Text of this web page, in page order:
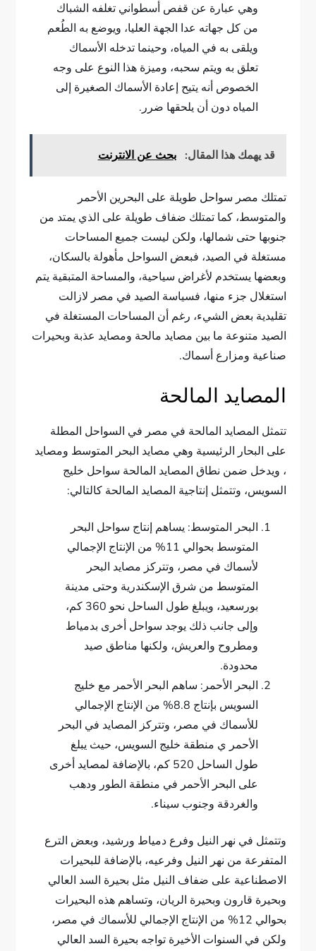
وهي عبارة عن قفص أسطواني تغلفه الشباك
من كل جهاته عدا الجهة العليا، ويوضع به الطُعم
ويلقى به في المياه، وحينما تدخله الأسماك
تعلق به ويتم سحبه، وميزة هذا النوع على وجه
الخصوص أنه يتيح إعادة الأسماك الصغيرة إلى
المياه دون أن يلحقها ضرر.
قد يهمك هذا المقال: بحث عن الانترنت
تمتلك مصر سواحل طويلة على البحرين الأحمر
والمتوسط، كما تمتلك ضفاف طويلة على الذي يمتد من
جنوبها حتى شمالها، ولكن ليست جميع المساحات
مستغلة في الصيد، فبعض السواحل مأهولة بالسكان،
وبعضها يستخدم لأغراض سياحية، والمساحة المتبقية يتم
استغلال جزء منها، فسياسة الصيد في مصر لازالت
تقليدية بعض الشيء، رغم أن المساحات المستغلة في
الصيد متنوعة ما بين مصايد مالحة ومصايد عذبة وبحيرات
صناعية ومزارع أسماك.
المصايد المالحة
تتمثل المصايد المالحة في مصر في السواحل المطلة
على البحار الرئيسية وهي مصايد البحر المتوسط ومصايد
، ويدخل ضمن نطاق المصايد المالحة سواحل خليج
السويس، وتتمثل إنتاجية المصايد المالحة كالتالي:
البحر المتوسط: يساهم إنتاج سواحل البحر
المتوسط بحوالي 11% من الإنتاج الإجمالي
لأسماك في مصر، وتتركز مصايد البحر
المتوسط من شرق الإسكندرية وحتى مدينة
بورسعيد، ويبلغ طول الساحل نحو 360 كم،
وإلى جانب ذلك يوجد سواحل أخرى بدمياط
ومطروح والعريش، ولكنها مناطق صيد
محدودة.
البحر الأحمر: ساهم البحر الأحمر مع خليج
السويس بإنتاج 8.8% من الإنتاج الإجمالي
للأسماك في مصر، وتتركز المصايد في البحر
الأحمر ي منطقة خليج السويس، حيث يبلغ
طول الساحل 520 كم، بالإضافة لمصايد أخرى
على البحر الأحمر في منطقة الطور ودهب
والغردقة وجنوب سيناء.
وتتمثل في نهر النيل وفرع دمياط ورشيد، وبعض الترع
المتفرعة من نهر النيل وفرعيه، بالإضافة للبحيرات
الاصطناعية على ضفاف النيل مثل بحيرة السد العالي
وبحيرة قارون وبحيرة الريان، وتساهم هذه البحيرات
بحوالي 12% من الإنتاج الإجمالي للأسماك في مصر،
ولكن في السنوات الأخيرة تواجه بحيرة السد العالي